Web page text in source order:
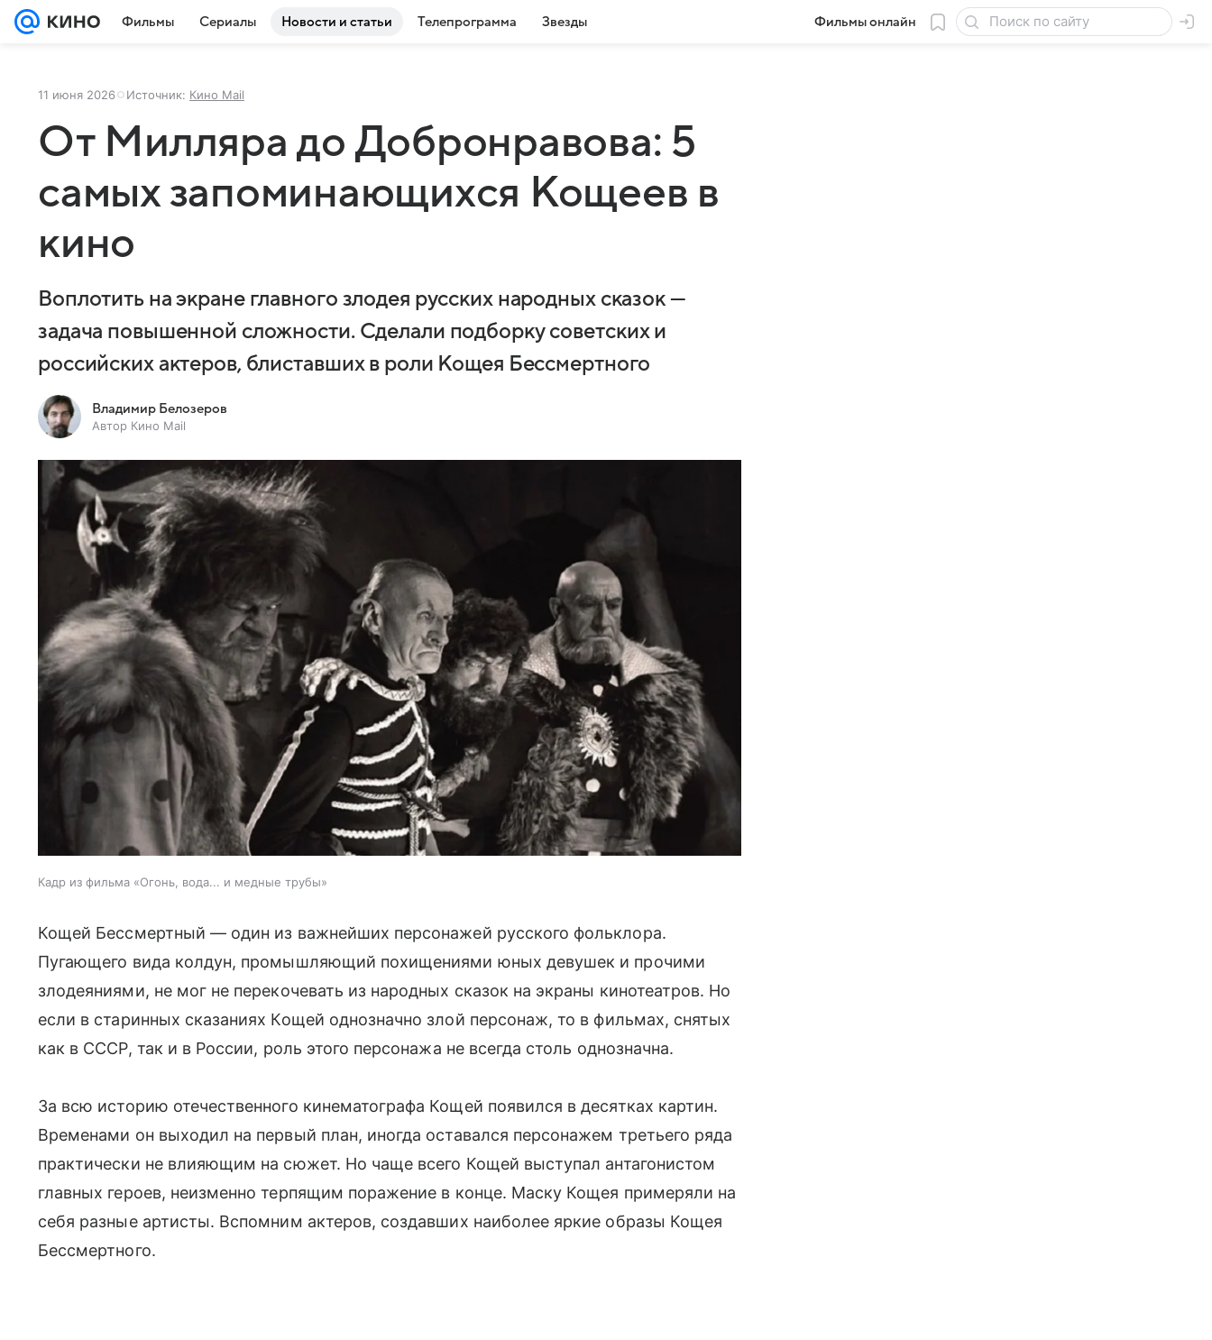
Фильмы Сериалы Новости и статьи Телепрограмма Звезды Фильмы онлайн
11 июня 2026 Источник: Кино Mail
От Милляра до Добронравова: 5
самых запоминающихся Кощеев в
кино
Воплотить на экране главного злодея русских народных сказок —
задача повышенной сложности. Сделали подборку советских и
российских актеров, блиставших в роли Кощея Бессмертного
Владимир Белозеров
Автор Кино Mail
Кадр из фильма «Огонь, вода... и медные трубы»
Кощей Бессмертный — один из важнейших персонажей русского фольклора.
Пугающего вида колдун, промышляющий похищениями юных девушек и прочими
злодеяниями, не мог не перекочевать из народных сказок на экраны кинотеатров. Но
если в старинных сказаниях Кощей однозначно злой персонаж, то в фильмах, снятых
как в СССР, так и в России, роль этого персонажа не всегда столь однозначна.
За всю историю отечественного кинематографа Кощей появился в десятках картин.
Временами он выходил на первый план, иногда оставался персонажем третьего ряда
практически не влияющим на сюжет. Но чаще всего Кощей выступал антагонистом
главных героев, неизменно терпящим поражение в конце. Маску Кощея примеряли на
себя разные артисты. Вспомним актеров, создавших наиболее яркие образы Кощея
Бессмертного.